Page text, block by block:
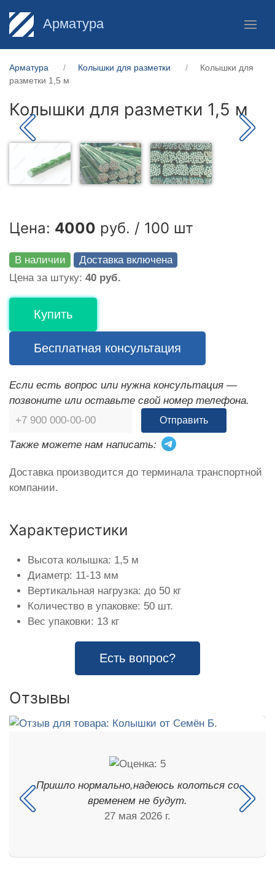
Арматура
Арматура Колышки для разметки
Колышки для
разметки 1,5 м
Колышки для разметки 1,5 м
Цена: 4000 руб. / 100 шт
В наличии
Доставка включена
Цена за штуку: 40 руб.
Купить
Бесплатная консультация
Если есть вопрос или нужна консультация —
позвоните или оставьте свой номер телефона.
Отправить
Также можете нам написать:
Доставка производится до терминала транспортной
компании.
Характеристики
Высота колышка: 1,5 м
Диаметр: 11-13 мм
Вертикальная нагрузка: до 50 кг
Количество в упаковке: 50 шт.
Вес упаковки: 13 кг
Есть вопрос?
Отзывы
Пришло нормально,надеюсь колоться со
временем не будут.
27 мая 2026 г.